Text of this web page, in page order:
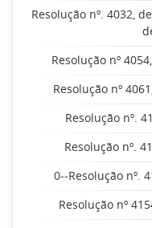
Resolução nº. 4032,
Resolução nº
Resolução nº
Resolução nº.
Resolução nº.
0--Resolução nº.
Resolução nº